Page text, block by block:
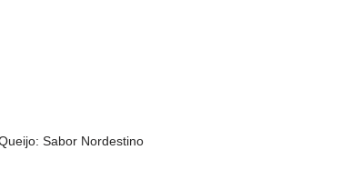
Sabor Nordestino